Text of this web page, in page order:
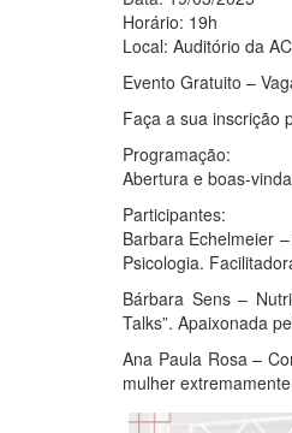
Horário: 19h
Local: Auditório da
Evento Gratuito –
Faça a sua inscrição
Programação:
Abertura e boas-
Participantes:
Barbara Echelmeier
Psicologia.
Bárbara Sens –
Talks”. Apaixonada
Ana Paula Rosa –
mulher